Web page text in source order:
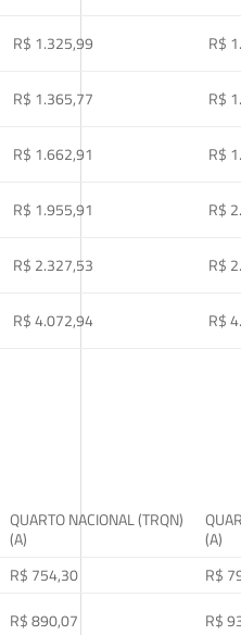
R$ 1.325,99
R$
R$ 1.365,77
R$
R$ 1.662,91
R$
R$ 1.955,91
R$
R$ 2.327,53
R$
R$ 4.072,94 R$
QUARTO NACIONAL (TRQN)
(A)
(A)
R$ 754,30
R$
R$ 890,07
R$